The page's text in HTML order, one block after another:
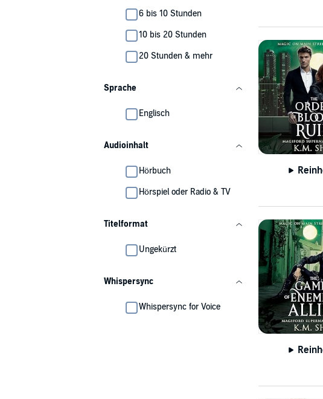
6 bis 10 Stunden
10 bis 20 Stunden
20 Stunden & mehr
Sprache
Englisch
Audioinhalt
Hörbuch
Hörspiel oder Radio & TV
Titelformat
Ungekürzt
Whispersync
Whispersync for Voice